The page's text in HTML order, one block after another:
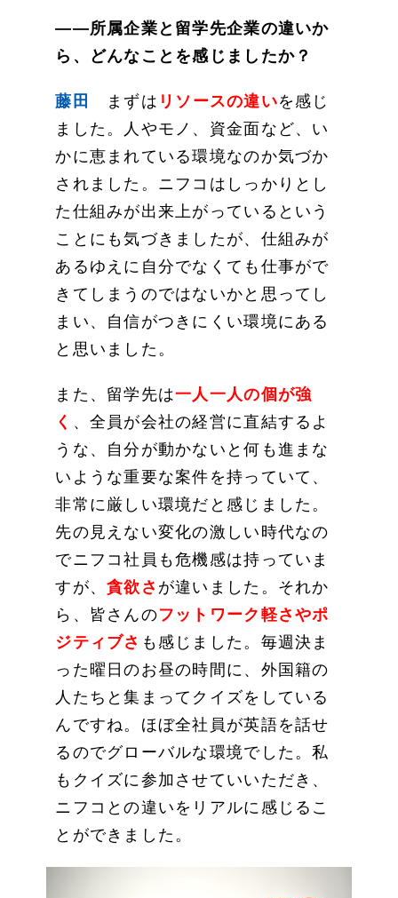
――所属企業と留学先企業の違いか
ら、どんなことを感じましたか？
藤田 まずは リソースの違いを感じ
ました。人やモノ、資金面など、い
かに恵まれている環境なのか気づか
されました。ニフコはしっかりとし
た仕組みが出来上がっているという
ことにも気づきましたが、仕組みが
あるゆえに自分でなくても仕事がで
きてしまうのではないかと思ってし
まい、自信がつきにくい環境にある
と思いました。
また、留学先は一人一人の個が強
く 、全員が会社の経営に直結するよ
うな、自分が動かないと何も進まな
いような重要な案件を持っていて、
非常に厳しい環境だと感じました。
先の見えない変化の激しい時代なの
でニフコ社員も危機感は持っていま
すが、貪欲さ が違いました。それか
ら、皆さんのフットワーク軽さやポ
ジティブさ も感じました。毎週決ま
った曜日のお昼の時間に、外国籍の
人たちと集まってクイズをしている
んですね。ほぼ全社員が英語を話せ
るのでグローバルな環境でした。私
もクイズに参加させていいただき、
ニフコとの違いをリアルに感じるこ
とができました。